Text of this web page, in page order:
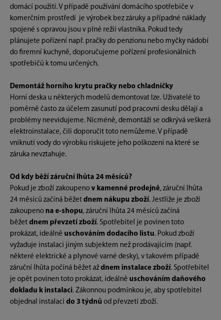
domácí použití. V případě používání domácího spotřebiče v
komerčním prostředí je výrobek bez záruky a případné náklady
spojené s opravou jsou v plné režii vlastníka. Pokud tedy
plánujete pořízení např. pračky do penzionu nebo myčky nádobí
do firemní kuchyně, doporučujeme pořízení profesionálních
spotřebičů k tomu určených.
Demontáž horního krytu pračky nebo chladničky
Horní deska u některých modelů demontovat lze. Uživatelé to
poměrně často za účelem zasunutí pod pracovní desku dělají a
problémy neevidujeme. Nicméně, demontáží se odkrývá veškerá
elektroinstalace, čili doporučit toto nemůžeme. V případě
vniknutí vody do výrobku riskujete jeho poškození na které se
záruka nevztahuje.
Od kdy běží záruční lhůta 24 měsíců?
Pokud je zboží zakoupeno v kamenné prodejně, záruční lhůta
24 měsíců začíná běžet dnem nákupu zboží. Jestliže je zboží
zakoupeno na e-shopu, záruční lhůta 24 měsíců začíná
běžet dnem převzetí zboží. Spotřebitel je povinen toto
prokázat, ideálně uschováním dodacího listu. Pokud zboží
vyžaduje instalaci jiným subjektem než prodávajícím (např.
některé elektrické a plynové varné desky), v takovém případě
záruční lhůta počíná běžet až dnem instalace zboží. Spotřebitel
je opět povinen toto prokázat, ideálně uschováním daňového
dokladu k instalaci. Zákonnou podmínkou je, aby spotřebitel
objednal instalaci do 3 týdnů od převzetí zboží.